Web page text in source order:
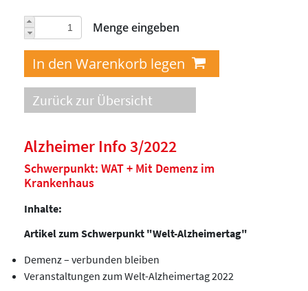
Menge eingeben
Zurück zur Übersicht
Alzheimer Info 3/2022
Schwerpunkt: WAT + Mit Demenz im
Krankenhaus
Inhalte:
Artikel zum Schwerpunkt "Welt-Alzheimertag"
Demenz – verbunden bleiben
Veranstaltungen zum Welt-Alzheimertag 2022